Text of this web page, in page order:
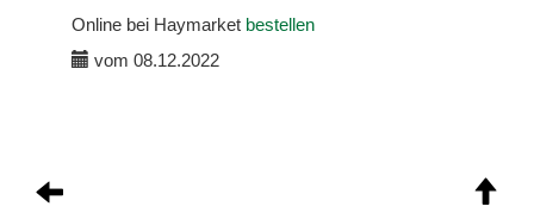
Online bei Haymarket bestellen
vom 08.12.2022